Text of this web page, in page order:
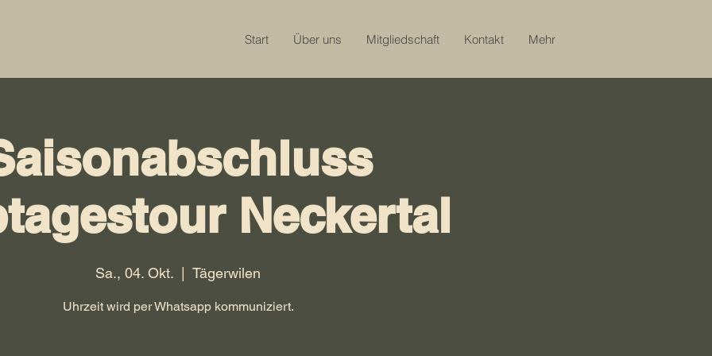
Start Über uns Mitgliedschaft Kontakt Mehr
Neckertal
Sa., 04. Okt. Tägerwilen
Uhrzeit wird per Whatsapp kommuniziert.